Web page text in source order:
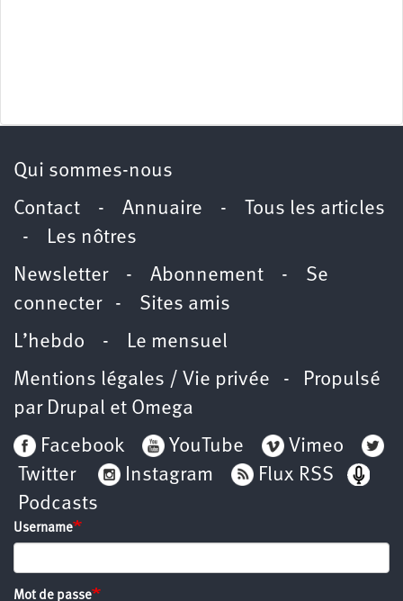
Qui sommes-nous
Contact - Annuaire - Tous les articles
-
Les nôtres
Newsletter- Abonnement - Se
connecter- Sites amis
L’hebdo -
Le mensuel
Mentions légales / Vie privée - Propulsé
par Drupal et Omega
Facebook
YouTube
Vimeo
Twitter
Instagram
Flux RSS
Podcasts
Username
Mot de passe